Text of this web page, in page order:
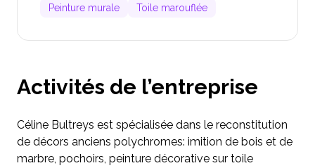
Peinture murale
Toile marouflée
Activités de l’entreprise
Céline Bultreys est spécialisée dans le reconstitution
de décors anciens polychromes: imition de bois et de
marbre, pochoirs, peinture décorative sur toile